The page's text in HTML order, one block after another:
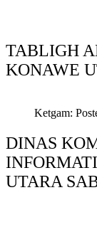
TABLIGH
KONAWE
Ketgam:
DINAS
UTARA